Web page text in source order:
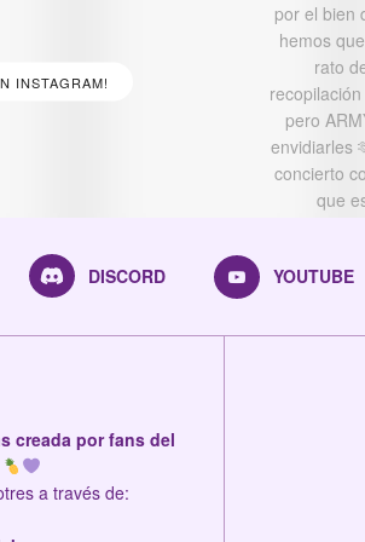
INSTAGRAM!
DISCORD YOUTUBE
creada por fans del
a través de: